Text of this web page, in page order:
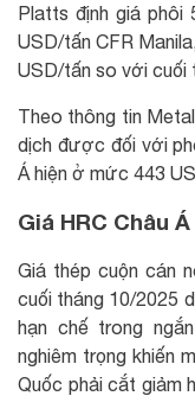
Platts định giá phôi
USD/tấn CFR
USD/tấn so với cuối
Theo thông tin
dịch được đối với
Á hiện ở mức 443
Giá HRC Châu
Giá thép cuộn cán
cuối tháng 10/2025
hạn chế trong
nghiêm trọng khiến
Quốc phải cắt giảm